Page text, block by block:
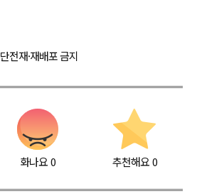
전재·재배포 금지
화나요0 추천해요 0